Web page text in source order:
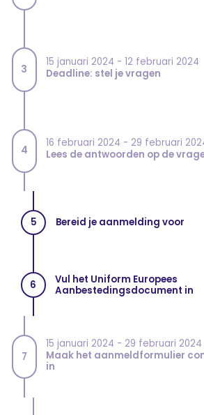
3
15 januari 2024 - 12 februari 2024
Deadline: stel je vragen
4
16 februari 2024 - 29 februari
Lees de antwoorden op de
5 Bereid je aanmelding voor
6
Vul het Uniform Europees
Aanbestedingsdocument in
7
15 januari 2024 - 29 februari 2024
Maak het aanmeldformulier
in